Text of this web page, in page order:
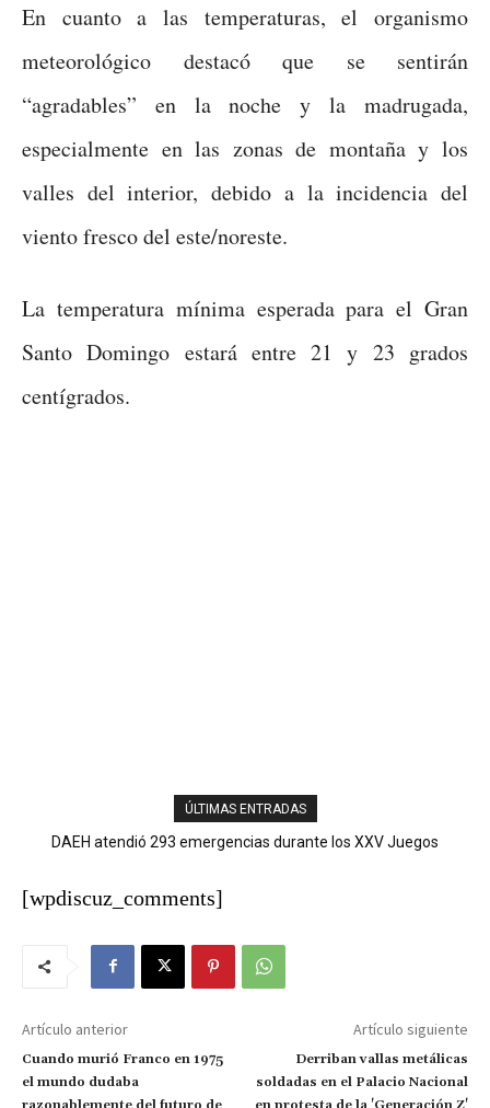
En cuanto a las temperaturas, el organismo
meteorológico destacó que se sentirán
“agradables” en la noche y la madrugada,
especialmente en las zonas de montaña y los
valles del interior, debido a la incidencia del
viento fresco del este/noreste.
La temperatura mínima esperada para el Gran
Santo Domingo estará entre 21 y 23 grados
centígrados.
ÚLTIMAS ENTRADAS
DAEH atendió 293 emergencias durante los XXV Juegos
La guerra en el Golfo pasa factura a RD: los combustibles suben
[wpdiscuz_comments]
Artículo anterior
Cuando murió Franco en 1975
el mundo dudaba
Artículo siguiente
Derriban vallas metálicas
soldadas en el Palacio Nacional